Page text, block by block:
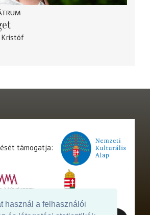
használ a felhasználói
Kristóf
támogatja: